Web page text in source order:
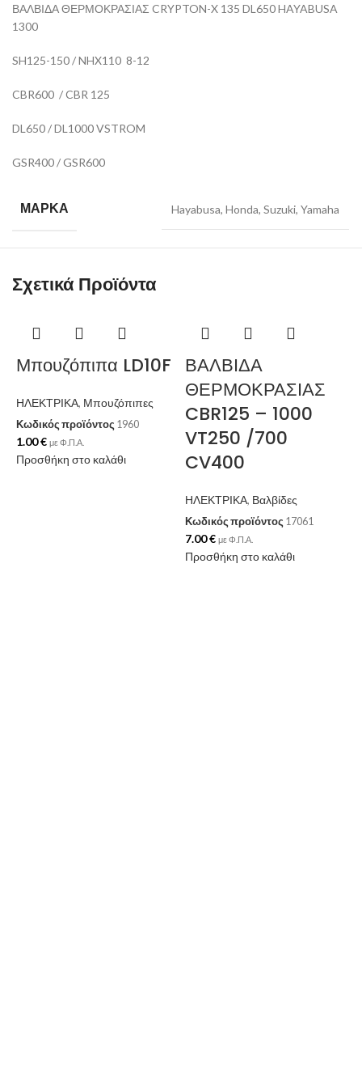
ΒΑΛΒΙΔΑ ΘΕΡΜΟΚΡΑΣΙΑΣ CRYPTON-X 135 DL650 HAYABUSA
1300
SH125-150 / NHX110 8-12
CBR600 / CBR 125
DL650 / DL1000 VSTROM
GSR400 / GSR600
ΜΆΡΚΑ Hayabusa, Honda, Suzuki, Yamaha
Σχετικά Προϊόντα
Μπουζόπιπα LD10F
ΗΛΕΚΤΡΙΚΑ, Μπουζόπιπες
Κωδικός προϊόντος 1960
1.00€ με Φ.Π.Α.
Προσθήκη στο καλάθι
ΒΑΛΒΙΔΑ
ΘΕΡΜΟΚΡΑΣΙΑΣ
CBR125 – 1000
VT250 /700
CV400
ΗΛΕΚΤΡΙΚΑ, Βαλβίδες
Κωδικός προϊόντος 17061
7.00€ με Φ.Π.Α.
Προσθήκη στο καλάθι